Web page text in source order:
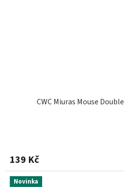
CWC Miuras Mouse
139 Kč
Novinka